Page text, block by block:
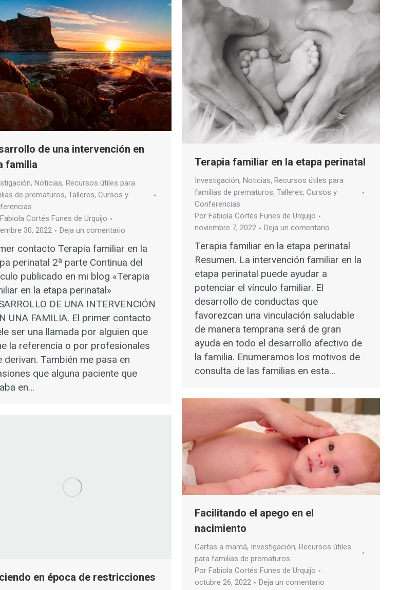
de una intervención en
familia
, Noticias, Recursos útiles para
de prematuros, Talleres, Cursos y
Fabiola Cortés Funes de Urquijo
30, 2022
Deja un comentario
contacto Terapia familiar en la
perinatal 2ª parte Continua del
publicado en mi blog «Terapia
en la etapa perinatal»
DE UNA INTERVENCIÓN
UNA FAMILIA. El primer contacto
ser una llamada por alguien que
la referencia o por profesionales
derivan. También me pasa en
que alguna paciente que
en…
Terapia familiar en la etapa perinatal
Investigación, Noticias, Recursos útiles para
familias de prematuros, Talleres, Cursos y
Conferencias
Por Fabiola Cortés Funes de Urquijo
noviembre 7, 2022
Deja un comentario
Terapia familiar en la etapa perinatal
Resumen. La intervención familiar en la
etapa perinatal puede ayudar a
potenciar el vínculo familiar. El
desarrollo de conductas que
favorezcan una vinculación saludable
de manera temprana será de gran
ayuda en todo el desarrollo afectivo de
la familia. Enumeramos los motivos de
consulta de las familias en esta…
Facilitando el apego en el
nacimiento
Cartas a mamá, Investigación, Recursos útiles
para familias de prematuros
Por Fabiola Cortés Funes de Urquijo
octubre 26, 2022
Deja un comentario
en época de restricciones